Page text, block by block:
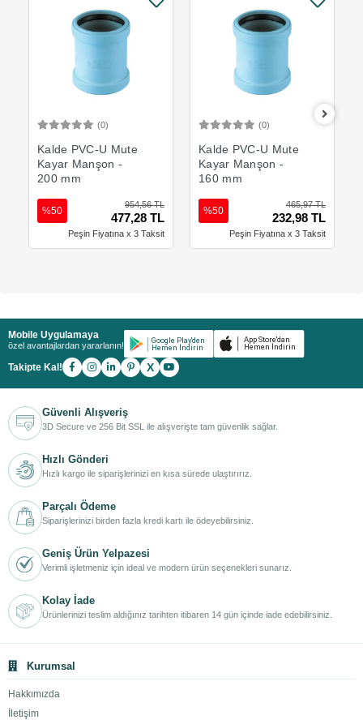
(0)
Kalde PVC-U Mute
Kayar Manşon -
200 mm
954,56 TL
477,28 TL
%50
Peşin Fiyatına x 3 Taksit
(0)
Kalde PVC-U Mute
Kayar Manşon -
160 mm
465,97 TL
232,98 TL
%50
Peşin Fiyatına x 3 Taksit
Mobile Uygulamaya
özel avantajlardan yararlanın!
Takipte Kal! X
Güvenli Alışveriş
3D Secure ve 256 Bit SSL ile alışverişte tam güvenlik sağlar.
Hızlı Gönderi
Hızlı kargo ile siparişlerinizi en kısa sürede ulaştırırız.
Parçalı Ödeme
Siparişlerinizi birden fazla kredi kartı ile ödeyebilirsiniz.
Geniş Ürün Yelpazesi
Verimli işletmeniz için ideal ve modern ürün seçenekleri sunarız.
Kolay İade
Ürünlerinizi teslim aldığınız tarihten itibaren 14 gün içinde iade edebilirsiniz.
Kurumsal
Hakkımızda
İletişim